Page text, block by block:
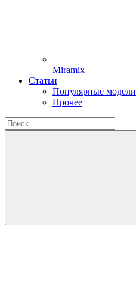
Miramix
Статьи
Популярные модели
Прочее